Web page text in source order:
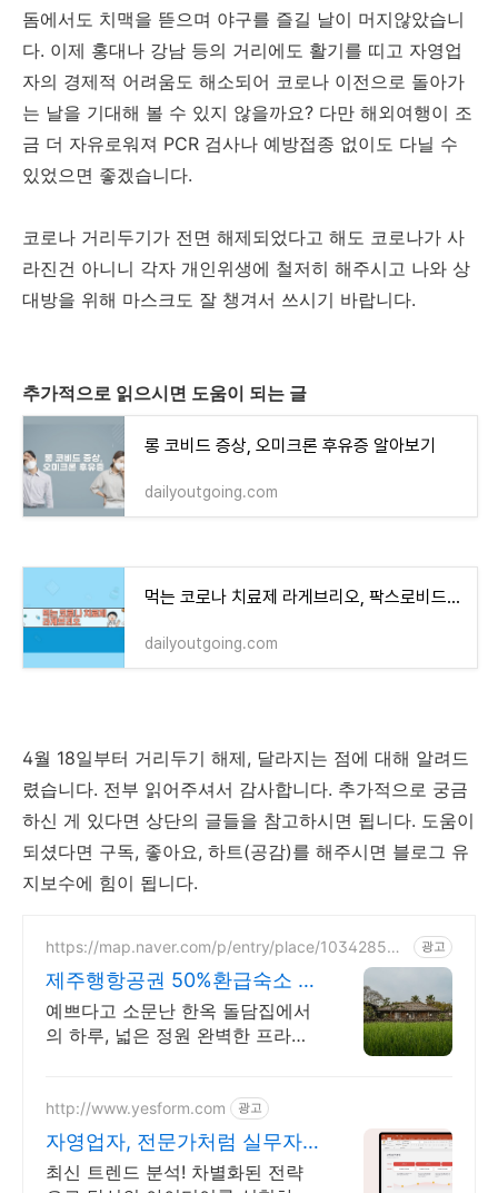
돔에서도 치맥을 뜯으며 야구를 즐길 날이 머지않았습니
다. 이제 홍대나 강남 등의 거리에도 활기를 띠고 자영업
자의 경제적 어려움도 해소되어 코로나 이전으로 돌아가
는 날을 기대해 볼 수 있지 않을까요? 다만 해외여행이 조
금 더 자유로워져 PCR 검사나 예방접종 없이도 다닐 수
있었으면 좋겠습니다.
코로나 거리두기가 전면 해제되었다고 해도 코로나가 사
라진건 아니니 각자 개인위생에 철저히 해주시고 나와 상
대방을 위해 마스크도 잘 챙겨서 쓰시기 바랍니다.
추가적으로 읽으시면 도움이 되는 글
롱 코비드 증상, 오미크론 후유증 알아보기
dailyoutgoing.com
먹는 코로나 치료제 라게브리오, 팍스로비드와 비교
dailyoutgoing.com
4월 18일부터 거리두기 해제, 달라지는 점에 대해 알려드
렸습니다. 전부 읽어주셔서 감사합니다. 추가적으로 궁금
하신 게 있다면 상단의 글들을 참고하시면 됩니다. 도움이
되셨다면 구독, 좋아요, 하트(공감)를 해주시면 블로그 유
지보수에 힘이 됩니다.
https://map.naver.com/p/entry/place/103428553
광고
제주행항공권 50%환급숙소 대
가족형 감성돌집 8인까지
예쁘다고 소문난 한옥 돌담집에서
의 하루, 넓은 정원 완벽한 프라이
이닝공간, 침실3, 욕실2,
http://www.yesform.com 광고
자영업자, 전문가처럼 실무자
가 추천하는 서식
최신 트렌드 분석! 차별화된 전략